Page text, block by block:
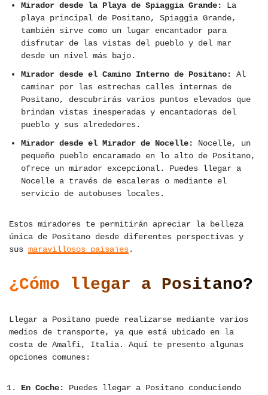
Mirador desde la Playa de Spiaggia Grande:
La
playa principal de Positano, Spiaggia Grande,
también sirve como un lugar encantador para
disfrutar de las vistas del pueblo y del mar
desde un nivel más bajo.
Mirador desde el Camino Interno de Positano:
Al
caminar por las estrechas calles internas de
Positano, descubrirás varios puntos elevados que
brindan vistas inesperadas y encantadoras del
pueblo y sus alrededores.
Mirador desde el Mirador de Nocelle:
Nocelle, un
pequeño pueblo encaramado en lo alto de Positano,
ofrece un mirador excepcional. Puedes llegar a
Nocelle a través de escaleras o mediante el
servicio de autobuses locales.
Estos miradores te permitirán apreciar la belleza
única de Positano desde diferentes perspectivas y
sus maravillosos paisajes.
¿Cómo llegar a Positano?
Llegar a Positano puede realizarse mediante varios
medios de transporte, ya que está ubicado en la
costa de Amalfi, Italia. Aquí te presento algunas
opciones comunes:
En Coche:
Puedes llegar a Positano conduciendo